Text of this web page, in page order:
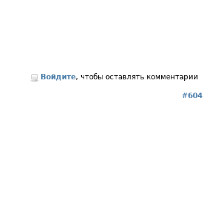
Войдите, чтобы оставлять комментарии
#604